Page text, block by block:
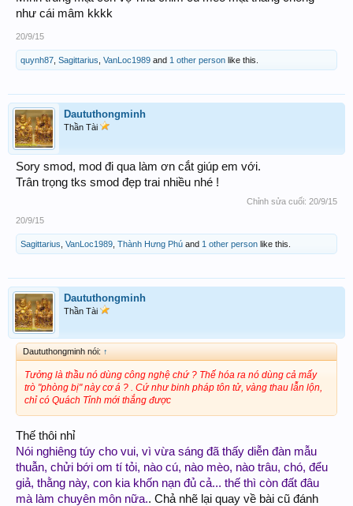
như cái mâm kkkk
20/9/15
quynh87 Sagittarius VanLoc1989 and 1 other person like this.
Daututhongminh
Thần Tài
Sory smod, mod đi qua làm ơn cắt giúp em với.
Trân trọng tks smod đẹp trai nhiều nhé !
Chỉnh sửa cuối: 20/9/15
20/9/15
Sagittarius VanLoc1989 Thành Hưng Phú and 1 other person like this.
Daututhongminh
Thần Tài
Daututhongminh nói: ↑
Tưởng là thầu nó dùng công nghệ chứ ? Thế hóa ra nó dùng cả mấy
trò "phòng bị" này cơ á ? . Cứ như binh pháp tôn tử, vàng thau lẫn lộn,
chỉ có Quách Tỉnh mới thắng được
Thế thôi nhỉ
Nói nghiêng túy cho vui, vì vừa sáng đã thấy diễn đàn mẫu
thuẫn, chửi bới om tí tỏi, nào cú, nào mèo, nào trâu, chó, đểu
giả, thằng này, con kia khốn nạn đủ cả... thế thì còn đất đâu
mà làm chuyên môn nữa.. Chả nhẽ lại quay về bài cũ đánh